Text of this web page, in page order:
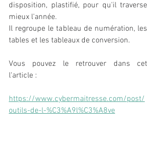
disposition, plastifié, pour qu'il traverse
mieux l'année.
Il regroupe le tableau de numération, les
tables et les tableaux de conversion.
Vous pouvez le retrouver dans cet
l'article :
https://www.cybermaitresse.com/post/
outils-de-l-%C3%A9l%C3%A8ve